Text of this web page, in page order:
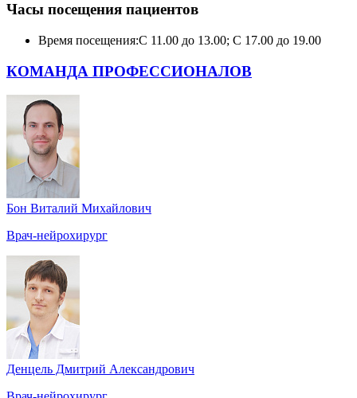
Часы посещения пациентов
Время посещения:С 11.00 до 13.00; С 17.00 до 19.00
КОМАНДА ПРОФЕССИОНАЛОВ
Бон Виталий Михайлович
Врач-нейрохирург
Денцель Дмитрий Александрович